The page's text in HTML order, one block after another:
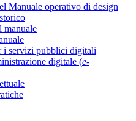
Manuale operativo di design
manuale
i servizi pubblici digitali
digitale (e-